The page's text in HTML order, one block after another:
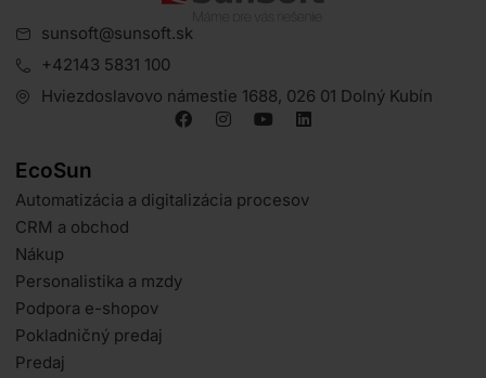
sunsoft@sunsoft.sk
+42143 5831 100
Hviezdoslavovo námestie 1688, 026 01 Dolný Kubín
EcoSun
Automatizácia a digitalizácia procesov
CRM a obchod
Nákup
Personalistika a mzdy
Podpora e-shopov
Pokladničný predaj
Predaj